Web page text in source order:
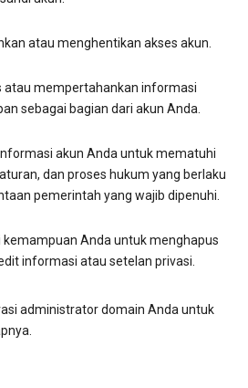
atau menghentikan akses akun.
atau mempertahankan informasi
sebagai bagian dari akun Anda.
akun Anda untuk mematuhi
dan proses hukum yang berlaku
pemerintah yang wajib dipenuhi.
Anda untuk menghapus
informasi atau setelan privasi.
administrator domain Anda untuk